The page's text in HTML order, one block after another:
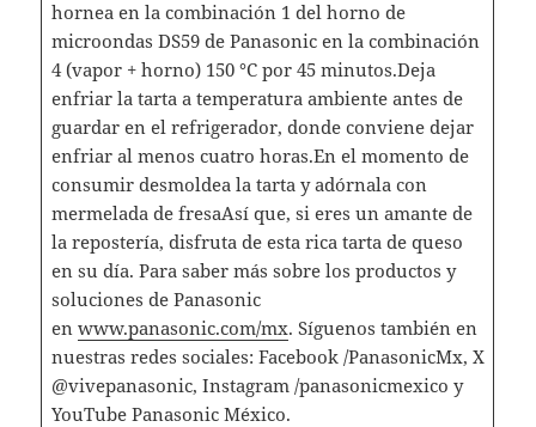
hornea en la combinación 1 del horno de
microondas DS59 de Panasonic en la combinación
4 (vapor + horno) 150 °C por 45 minutos.Deja
enfriar la tarta a temperatura ambiente antes de
guardar en el refrigerador, donde conviene dejar
enfriar al menos cuatro horas.En el momento de
consumir desmoldea la tarta y adórnala con
mermelada de fresaAsí que, si eres un amante de
la repostería, disfruta de esta rica tarta de queso
en su día. Para saber más sobre los productos y
soluciones de Panasonic
en www.panasonic.com/mx. Síguenos también en
nuestras redes sociales: Facebook /PanasonicMx, X
@vivepanasonic, Instagram /panasonicmexico y
YouTube Panasonic México.